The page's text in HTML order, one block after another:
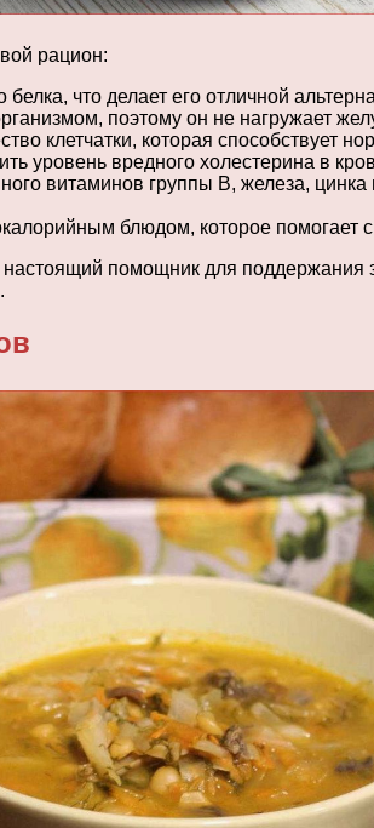
рацион:
что делает его отличной
поэтому он не нагружает
клетчатки, которая
уровень вредного холестерина в
витаминов группы В, железа,
блюдом, которое помогает
помощник для поддержания